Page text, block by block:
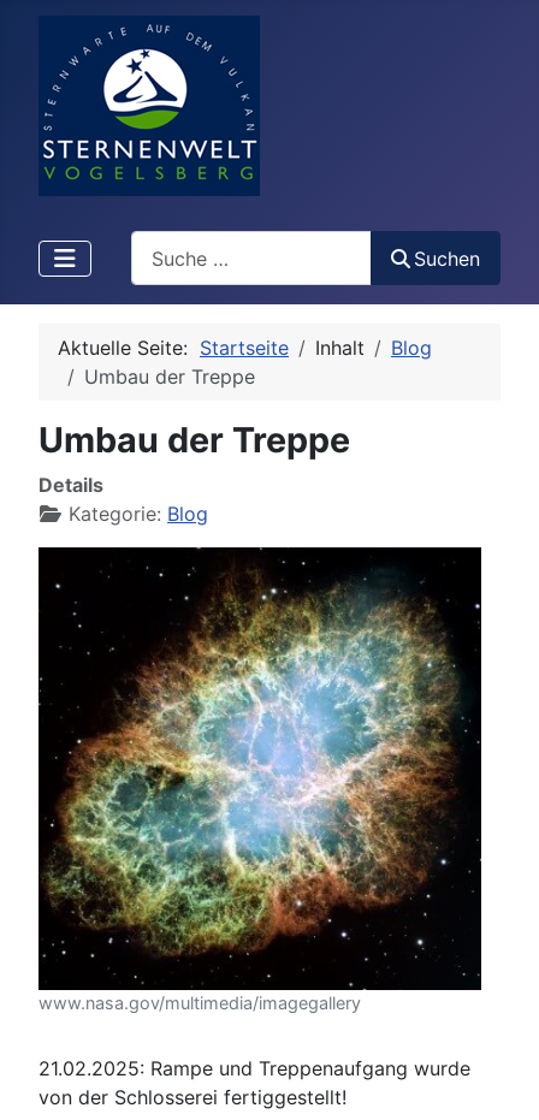
Suchen
Aktuelle Seite: Startseite Inhalt
Blog
Umbau der Treppe
Umbau der Treppe
Details
Kategorie: Blog
www.nasa.gov/multimedia/imagegallery
21.02.2025: Rampe und Treppenaufgang wurde
von der Schlosserei fertiggestellt!